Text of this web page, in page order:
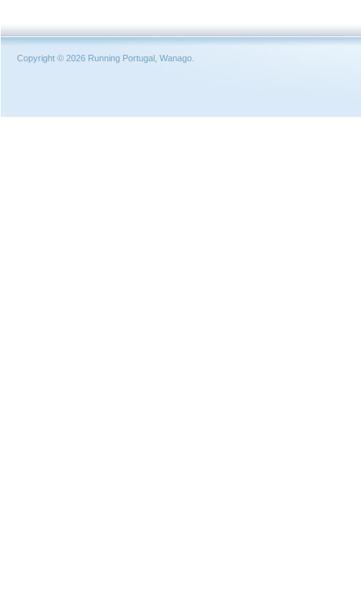
Copyright © 2026 Running Portugal, Wanago.